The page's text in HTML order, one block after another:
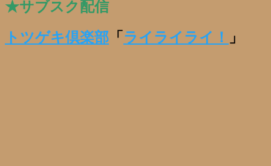
★サブスク配信
トツゲキ倶楽部 「 ライライライ！ 」